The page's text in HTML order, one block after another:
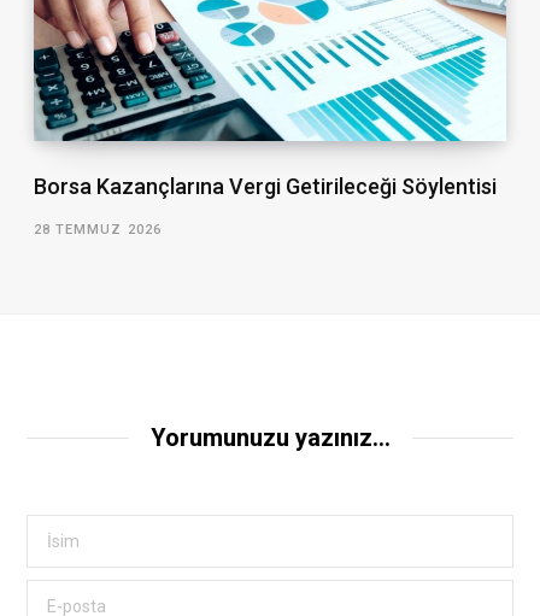
Borsa Kazançlarına Vergi Getirileceği Söylentisi
28 TEMMUZ 2026
Yorumunuzu yazınız...